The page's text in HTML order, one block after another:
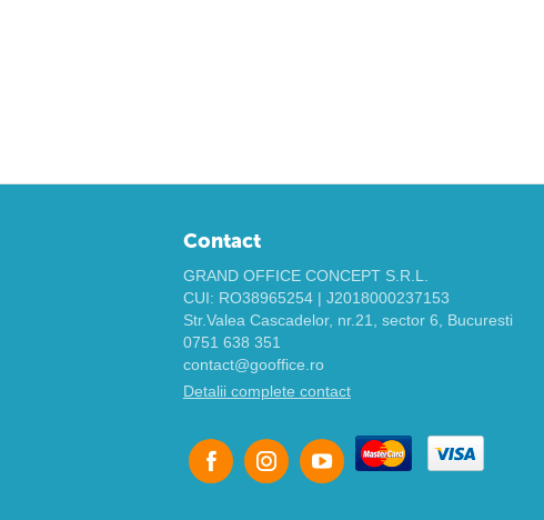
Contact
GRAND OFFICE CONCEPT S.R.L.
CUI: RO38965254 | J2018000237153
Str.Valea Cascadelor, nr.21, sector 6, Bucuresti
0751 638 351
contact@gooffice.ro
Detalii complete contact